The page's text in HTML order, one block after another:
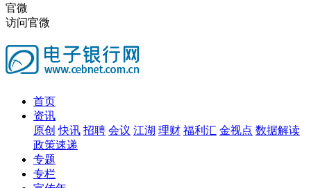
官微
访问官微
首页
资讯
原创 快讯 招聘 会议 江湖 理财 福利汇 金视点 数据解读
政策速递
专题
专栏